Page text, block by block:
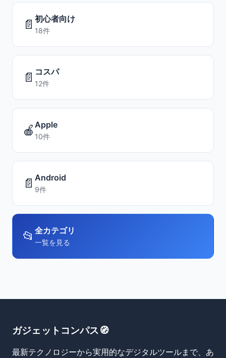
📄 初心者向け
18件
📄 コスパ
12件
🍎 Apple
10件
📄 Android
9件
📂 全カテゴリ
一覧を見る
ガジェットコンパス🧭
最新テクノロジーから実用的なデジタルツールまで、あ